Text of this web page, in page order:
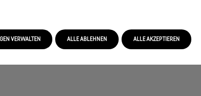
VERWALTEN ALLE AKZEPTIEREN
ALLE ABLEHNEN